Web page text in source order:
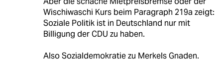
Wischiwaschi Kurs beim Paragraph 219a zeigt:
Soziale Politik ist in Deutschland nur mit
Billigung der CDU zu haben.
Also Sozialdemokratie zu Merkels Gnaden.